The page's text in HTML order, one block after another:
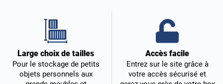
Large choix de tailles
Pour le stockage de petits
objets personnels aux
Accès facile
Entrez sur le site grâce à
votre accès sécurisé et